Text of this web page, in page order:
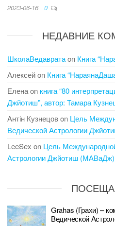
2023-06-16 0
НЕДАВНИЕ
ШколаВедавратаon Книга
Алексейon Книга
Еленаon книга “80
Джйотиш”, автор: Тамара
Антін Кузнецовon Цель
Ведической Астрологии
LeeSex on Цель
Астрологии Джйотиш (МАВаДж)
Grahas (Грахи) –
Ведической